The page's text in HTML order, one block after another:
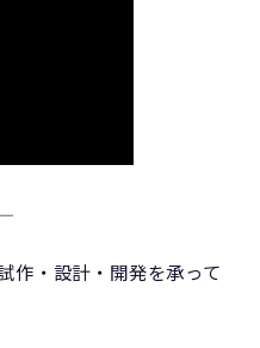
作・設計・開発を承って